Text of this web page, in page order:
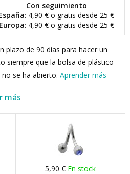
Con seguimiento
: 4,90 € o gratis desde 25 €
Europa: 4,90 € o gratis desde 25 €
plazo de 90 días para hacer un
siempre que la bolsa de plástico
se ha abierto. Aprender más
más
5,90 € En stock